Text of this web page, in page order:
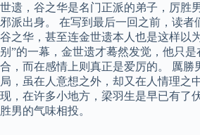
世遗，谷之华是名门正派的弟子，厉胜
邪派出身。 在写到最后一回之前，读者
谷之华，甚至连金世遗本人也是这样以
别”的一幕，金世遗才蓦然发觉，他只
合，而在感情上则真正是爱厉的。 厲勝
局，虽在人意想之外，却又在人情理之
现，在许多小地方，梁羽生是早已有了
胜男的气味相投。